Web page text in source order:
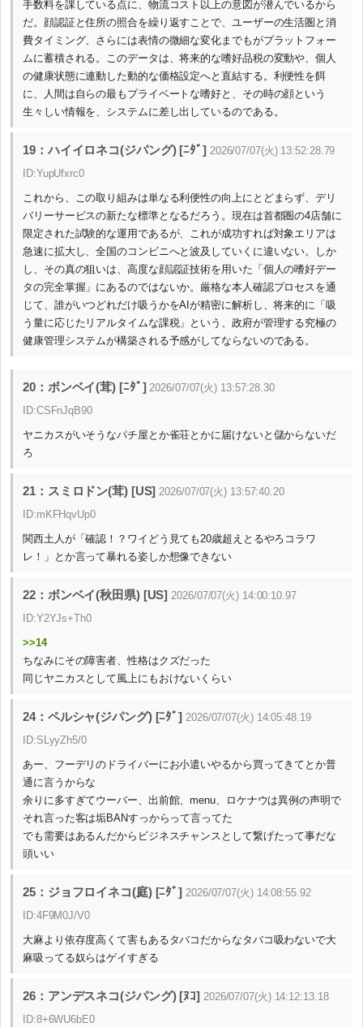
手数料を課している点に、物流コスト以上の意図が潜んでいるから
だ。顔認証と住所の照合を繰り返すことで、ユーザーの生活圏と消
費タイミング、さらには表情の微細な変化までもがプラットフォー
ムに蓄積される。このデータは、将来的な嗜好品税の変動や、個人
の健康状態に連動した動的な価格設定へと直結する。利便性を餌
に、人間は自らの最もプライベートな嗜好と、その時の顔という
生々しい情報を、システムに差し出しているのである。
19：ハイイロネコ(ジパング) [ﾆﾀﾞ] 2026/07/07(火) 13:52:28.79
ID:YupUfxrc0
これから、この取り組みは単なる利便性の向上にとどまらず、デリ
バリーサービスの新たな標準となるだろう。現在は首都圏の4店舗に
限定された試験的な運用であるが、これが成功すれば対象エリアは
急速に拡大し、全国のコンビニへと波及していくに違いない。しか
し、その真の狙いは、高度な顔認証技術を用いた「個人の嗜好デー
タの完全掌握」にあるのではないか。厳格な本人確認プロセスを通
じて、誰がいつどれだけ吸うかをAIが精密に解析し、将来的に「吸
う量に応じたリアルタイムな課税」という、政府が管理する究極の
健康管理システムが構築される予感がしてならないのである。
20：ボンベイ(茸) [ﾆﾀﾞ] 2026/07/07(火) 13:57:28.30
ID:CSFnJqB90
ヤニカスがいそうなパチ屋とか雀荘とかに届けないと儲からないだ
ろ
21：スミロドン(茸) [US] 2026/07/07(火) 13:57:40.20
ID:mKFHqvUp0
関西土人が「確認！？ワイどう見ても20歳超えとるやろコラワ
レ！」とか言って暴れる姿しか想像できない
22：ボンベイ(秋田県) [US] 2026/07/07(火) 14:00:10.97
ID:Y2YJs+Th0
>>14
ちなみにその障害者、性格はクズだった
同じヤニカスとして風上にもおけないくらい
24：ペルシャ(ジパング) [ﾆﾀﾞ] 2026/07/07(火) 14:05:48.19
ID:SLyyZh5/0
あー、フーデリのドライバーにお小遣いやるから買ってきてとか普
通に言うからな
余りに多すぎてウーバー、出前館、menu、ロケナウは異例の声明で
それ言った客は垢BANすっからって言ってた
でも需要はあるんだからビジネスチャンスとして繋げたって事だな
頭いい
25：ジョフロイネコ(庭) [ﾆﾀﾞ] 2026/07/07(火) 14:08:55.92
ID:4F9M0J/V0
大麻より依存度高くて害もあるタバコだからなタバコ吸わないで大
麻吸ってる奴らはゲイすぎる
26：アンデスネコ(ジパング) [ﾇｺ] 2026/07/07(火) 14:12:13.18
ID:8+6WU6bE0